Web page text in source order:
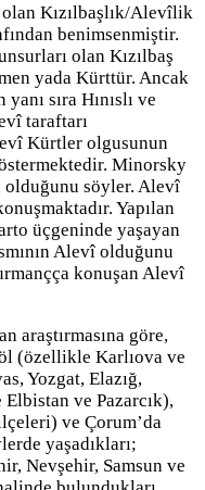
Kızılbaşlık/Alevîlik
benimsenmiştir.
olan Kızılbaş
yada Kürttür. Ancak
sıra Hınıslı ve
taraftarı
Kürtler olgusunun
Minorsky
olduğunu söyler. Alevî
Yapılan
üçgeninde yaşayan
Alevî olduğunu
konuşan Alevî
araştırmasına göre,
(özellikle Karlıova ve
Yozgat, Elazığ,
ve Pazarcık),
ve Çorum’da
yaşadıkları;
Nevşehir, Samsun ve